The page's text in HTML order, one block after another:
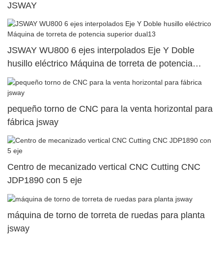
JSWAY
JSWAY WU800 6 ejes interpolados Eje Y Doble
husillo eléctrico Máquina de torreta de potencia
superior dual13
pequeño torno de CNC para la venta horizontal para
fábrica jsway
Centro de mecanizado vertical CNC Cutting CNC
JDP1890 con 5 eje
máquina de torno de torreta de ruedas para planta
jsway